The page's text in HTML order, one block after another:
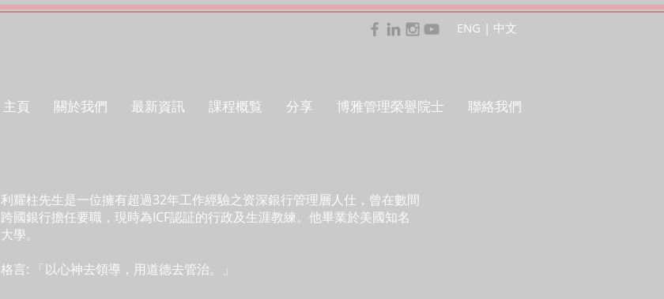
ENG | 中文
主頁 關於我們 最新資訊 課程概覧 分享 博雅管理榮譽院士 聯絡我們
利耀柱先生是一位擁有超過32年工作經驗之资深銀行管理層人仕，曾在數間
跨國銀行擔任要職，現時為ICF認証的行政及生涯教練。他畢業於美國知名
大學。
格言: 「以心神去領導，用道德去管治。」